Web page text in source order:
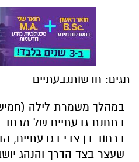
חדשותגבעתיים
במהלך משמרת לילה
בתחנת גבעתיים של מרחב
ברחוב בן צבי בגבעתיים,
בעת שחלפו במקום,
האחורית שעליה כתוב כי
אם עצר בצד הדרך ייתכן